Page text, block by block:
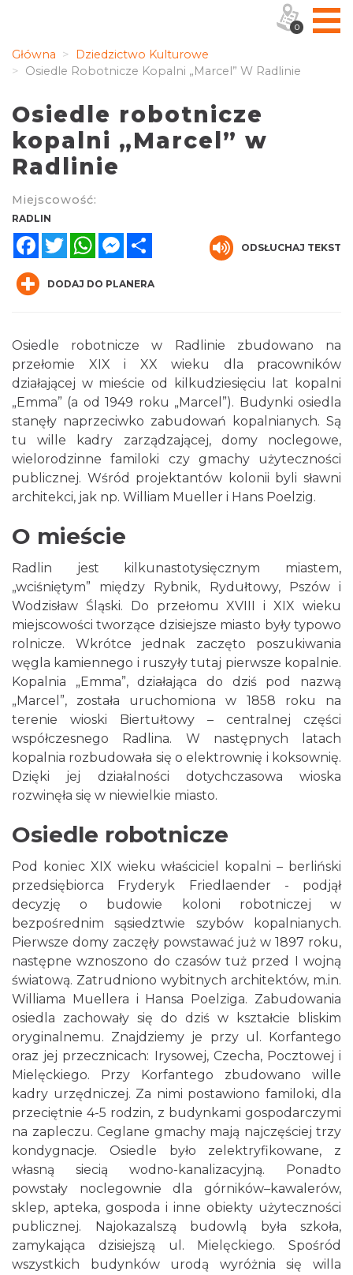
Główna
Dziedzictwo Kulturowe
Osiedle Robotnicze Kopalni „Marcel” W Radlinie
Osiedle robotnicze
kopalni „Marcel” w
Radlinie
Miejscowość:
RADLIN
FacebookTwitterWhatsAppMessenger
ODSŁUCHAJ TEKST
DODAJ DO PLANERA
Osiedle robotnicze w Radlinie zbudowano na
przełomie XIX i XX wieku dla pracowników
działającej w mieście od kilkudziesięciu lat kopalni
„Emma” (a od 1949 roku „Marcel”). Budynki osiedla
stanęły naprzeciwko zabudowań kopalnianych. Są
tu wille kadry zarządzającej, domy noclegowe,
wielorodzinne familoki czy gmachy użyteczności
publicznej. Wśród projektantów kolonii byli sławni
architekci, jak np. William Mueller i Hans Poelzig.
O mieście
Radlin jest kilkunastotysięcznym miastem,
„wciśniętym” między Rybnik, Rydułtowy, Pszów i
Wodzisław Śląski. Do przełomu XVIII i XIX wieku
miejscowości tworzące dzisiejsze miasto były typowo
rolnicze. Wkrótce jednak zaczęto poszukiwania
węgla kamiennego i ruszyły tutaj pierwsze kopalnie.
Kopalnia „Emma”, działająca do dziś pod nazwą
„Marcel”, została uruchomiona w 1858 roku na
terenie wioski Biertułtowy – centralnej części
współczesnego Radlina. W następnych latach
kopalnia rozbudowała się o elektrownię i koksownię.
Dzięki jej działalności dotychczasowa wioska
rozwinęła się w niewielkie miasto.
Osiedle robotnicze
Pod koniec XIX wieku właściciel kopalni – berliński
przedsiębiorca Fryderyk Friedlaender - podjął
decyzję o budowie koloni robotniczej w
bezpośrednim sąsiedztwie szybów kopalnianych.
Pierwsze domy zaczęły powstawać już w 1897 roku,
następne wznoszono do czasów tuż przed I wojną
światową. Zatrudniono wybitnych architektów, m.in.
Williama Muellera i Hansa Poelziga. Zabudowania
osiedla zachowały się do dziś w kształcie bliskim
oryginalnemu. Znajdziemy je przy ul. Korfantego
oraz jej przecznicach: Irysowej, Czecha, Pocztowej i
Mielęckiego. Przy Korfantego zbudowano wille
kadry urzędniczej. Za nimi postawiono familoki, dla
przeciętnie 4-5 rodzin, z budynkami gospodarczymi
na zapleczu. Ceglane gmachy mają najczęściej trzy
kondygnacje. Osiedle było zelektryfikowane, z
własną siecią wodno-kanalizacyjną. Ponadto
powstały noclegownie dla górników–kawalerów,
sklep, apteka, gospoda i inne obiekty użyteczności
publicznej. Najokazalszą budowlą była szkoła,
zamykająca dzisiejszą ul. Mielęckiego. Spośród
wszystkich budynków urodą wyróżnia się willa
0